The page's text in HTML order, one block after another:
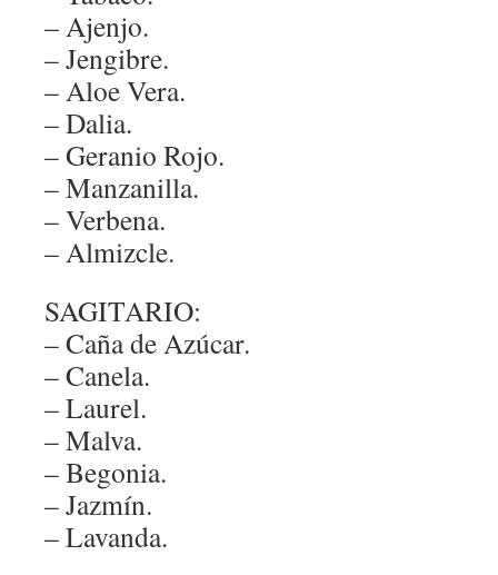
– Ajenjo.
– Jengibre.
– Aloe Vera.
– Dalia.
– Geranio Rojo.
– Manzanilla.
– Verbena.
– Almizcle.
SAGITARIO:
– Caña de Azúcar.
– Canela.
– Laurel.
– Malva.
– Begonia.
– Jazmín.
– Lavanda.